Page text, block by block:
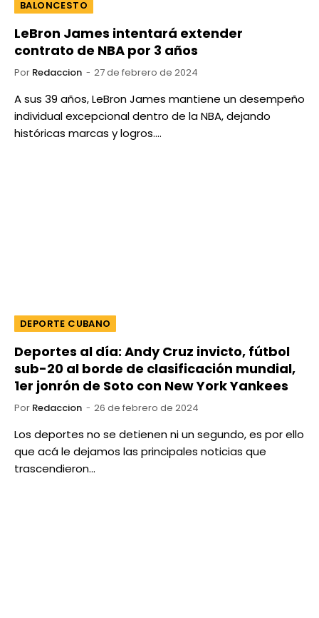
BALONCESTO
LeBron James intentará extender
contrato de NBA por 3 años
Por Redaccion 27 de febrero de 2024
A sus 39 años, LeBron James mantiene un desempeño
individual excepcional dentro de la NBA, dejando
históricas marcas y logros.…
DEPORTE CUBANO
Deportes al día: Andy Cruz invicto, fútbol
sub-20 al borde de clasificación mundial,
1er jonrón de Soto con New York Yankees
Por Redaccion 26 de febrero de 2024
Los deportes no se detienen ni un segundo, es por ello
que acá le dejamos las principales noticias que
trascendieron…